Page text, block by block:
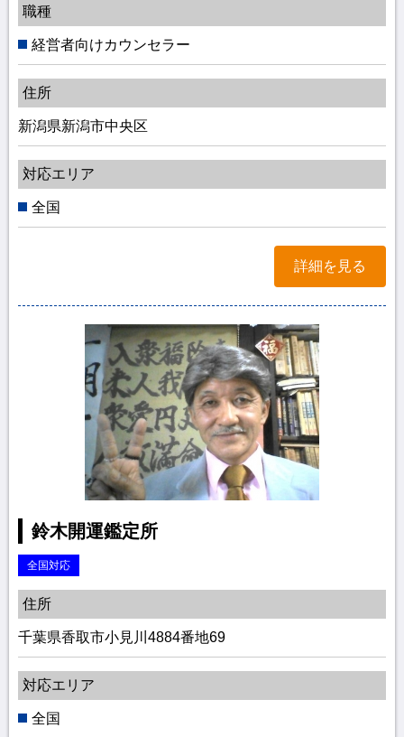
職種
経営者向けカウンセラー
住所
新潟県新潟市中央区
対応エリア
全国
詳細を見る
鈴木開運鑑定所
全国対応
住所
千葉県香取市小見川4884番地69
対応エリア
全国